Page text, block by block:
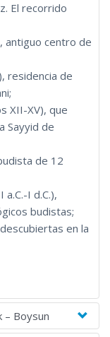
El recorrido
antiguo centro de
residencia de
XII-XV), que
Sayyid de
de 12
a.C.-I d.C.),
budistas;
en la
– Boysun